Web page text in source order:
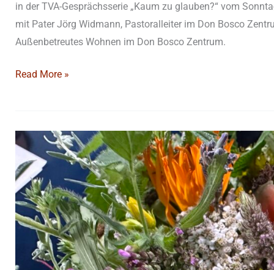
in der TVA-Gesprächsserie „Kaum zu glauben?“ vom
mit Pater Jörg Widmann, Pastoralleiter im Don Bosco
Außenbetreutes Wohnen im Don Bosco Zentrum.
Read More »
Maria
Himmelfahrt
und
Kräuterbuschen
|
TVA-
Sendung
„Kaum